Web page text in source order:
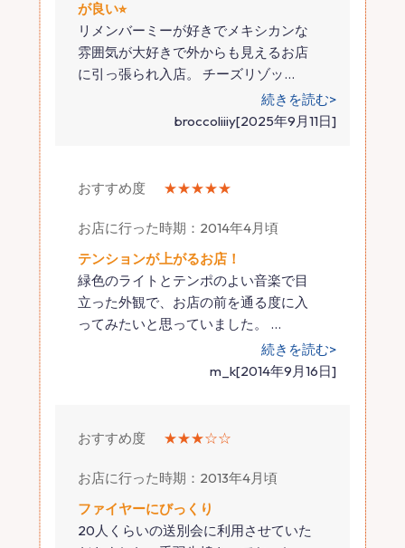
が良い⭐︎
リメンバーミーが好きでメキシカンな
雰囲気が大好きで外からも見えるお店
に引っ張られ入店。 チーズリゾッ…
続きを読む>
broccoliiiy[2025年9月11日]
おすすめ度 ★★★★★
お店に行った時期：2014年4月頃
テンションが上がるお店！
緑色のライトとテンポのよい音楽で目
立った外観で、お店の前を通る度に入
ってみたいと思っていました。 …
続きを読む>
m_k[2014年9月16日]
おすすめ度 ★★★☆☆
お店に行った時期：2013年4月頃
ファイヤーにびっくり
20人くらいの送別会に利用させていた